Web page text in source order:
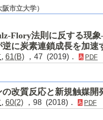
市立大学）
Flory法則に反する現
逆に炭素連鎖成長を加
, 61(B) ，47 (2019)． PDF
改質反応と新規触媒開
, 60(2) ，98 (2018)． PDF